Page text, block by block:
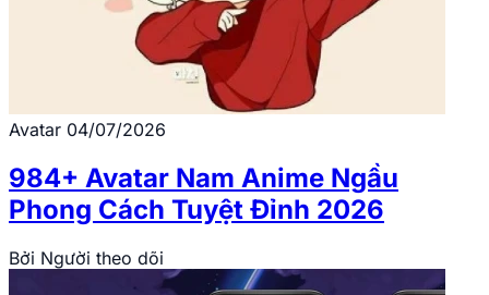
Avatar 04/07/2026
984+ Avatar Nam Anime Ngầu
Phong Cách Tuyệt Đỉnh 2026
Bởi Người theo dõi